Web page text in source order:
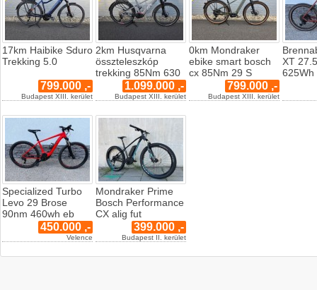
17km Haibike Sduro
Trekking 5.0
799.000 ,-
Budapest XIII. kerület
2km Husqvarna
összteleszkóp
trekking 85Nm 630
1.099.000 ,-
Budapest XIII. kerület
0km Mondraker
ebike smart bosch
cx 85Nm 29 S
799.000 ,-
Budapest XIII. kerület
XT
625Wh
Specialized Turbo
Levo 29 Brose
90nm 460wh eb
450.000 ,-
Velence
Mondraker Prime
Bosch Performance
CX alig fut
399.000 ,-
Budapest II. kerület